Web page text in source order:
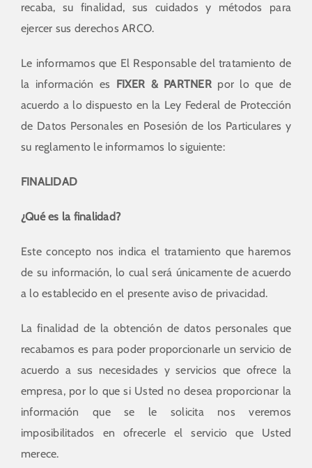
recaba, su finalidad, sus cuidados y métodos para
ejercer sus derechos ARCO.
Le informamos que El Responsable del tratamiento de
la información es
FIXER & PARTNERpor lo que de
acuerdo a lo dispuesto en la Ley Federal de Protección
de Datos Personales en Posesión de los Particulares y
su reglamento le informamos lo siguiente:
FINALIDAD
¿Qué es la finalidad?
Este concepto nos indica el tratamiento que haremos
de su información, lo cual será únicamente de acuerdo
a lo establecido en el presente aviso de privacidad.
La finalidad de la obtención de datos personales que
recabamos es para poder proporcionarle un servicio de
acuerdo a sus necesidades y servicios que ofrece la
empresa, por lo que si Usted no desea proporcionar la
información que se le solicita nos veremos
imposibilitados en ofrecerle el servicio que Usted
merece.